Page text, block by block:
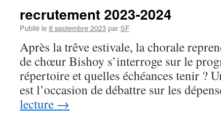
recrutement 2023-2024
Publié le8 septembre 2023 par SF
Après la trêve estivale, la chorale
de chœur Bishoy s’interroge sur le
répertoire et quelles échéances tenir ?
est l’occasion de débattre sur les
lecture →